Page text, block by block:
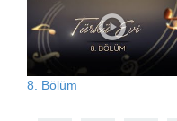
8. Bölüm